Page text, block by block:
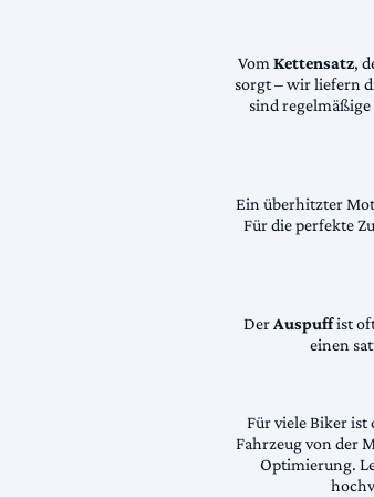
VomKettensatz,
sorgt – wir liefern
sind
Ein überhitzter
Für die perfekte
DerAuspuffist oft
einen
Für viele Biker ist
Fahrzeug von der
Optimierung.